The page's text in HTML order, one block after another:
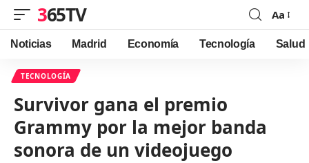
365TV
Font
Resizer
Aa
Noticias Madrid Economía Tecnología Salud
TECNOLOGÍA
Survivor gana el premio
Grammy por la mejor banda
sonora de un videojuego